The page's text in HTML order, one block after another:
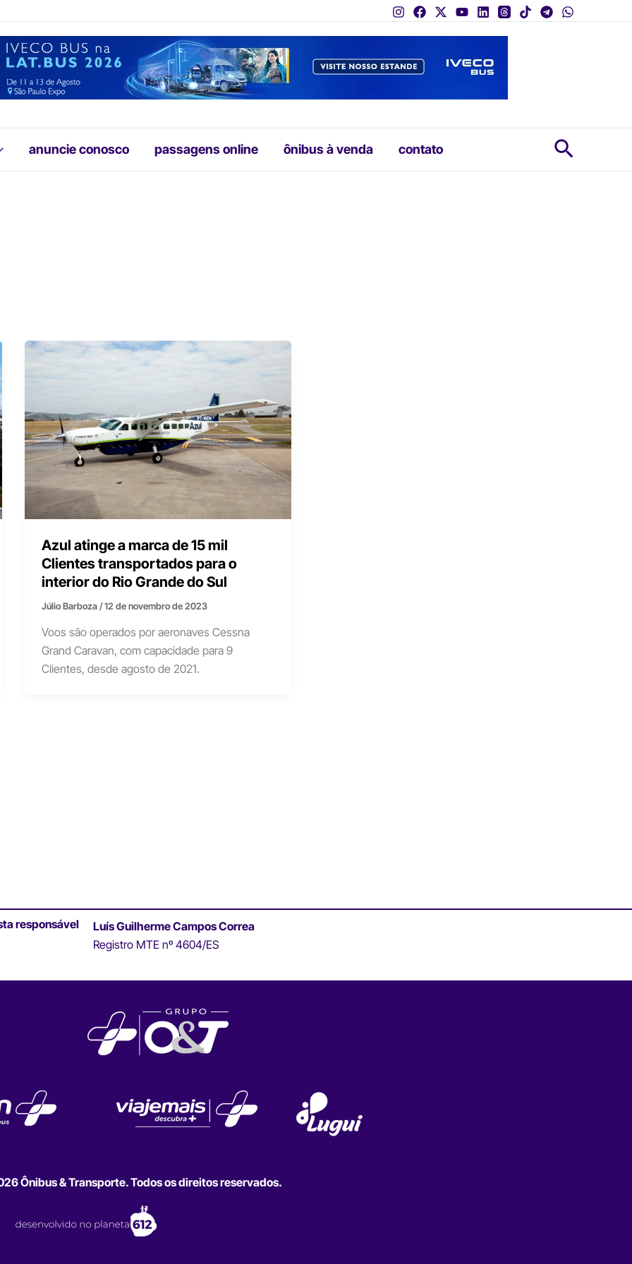
anuncie conosco passagens online ônibus à venda contato
Azul atinge a marca de 15 mil
Clientes transportados para o
interior do Rio Grande do Sul
Júlio Barboza/12 de novembro de 2023
Voos são operados por aeronaves Cessna
Grand Caravan, com capacidade para 9
Clientes, desde agosto de 2021.
responsável
Luís Guilherme Campos Correa
Registro MTE nº 4604/ES
Ônibus & Transporte. Todos os direitos reservados.